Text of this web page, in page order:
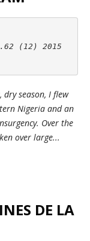
(12) 2015
season, I flew
Nigeria and an
Over the
over large...
DE LA